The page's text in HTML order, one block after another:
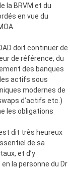
la BRVM et du
en vue du
doit continuer de
de référence, du
des banques
actifs sous
modernes de
d’actifs etc.)
les obligations
dit très heureux
de sa
et d’y
la personne du Dr